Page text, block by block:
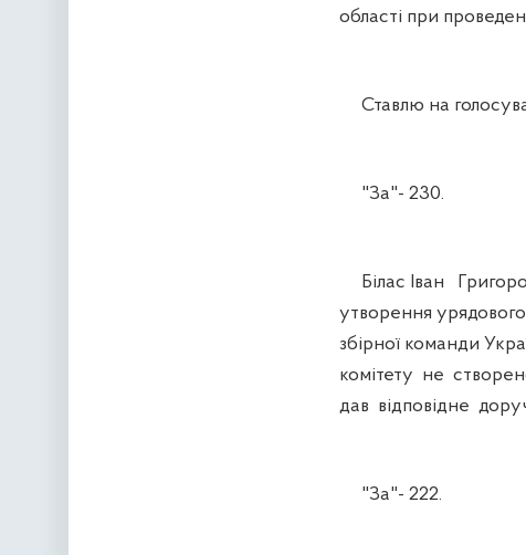
області при
Ставлю на
"За"- 230.
Білас Іван
утворення урядового
збірної команди
комітету не
дав відповідне
"За"- 222.